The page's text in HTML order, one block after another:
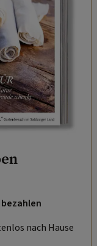
nach Hause